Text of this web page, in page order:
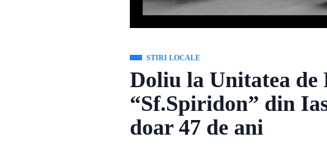
STIRI LOCALE
Doliu la Unitatea
“Sf.Spiridon” din
doar 47 de ani